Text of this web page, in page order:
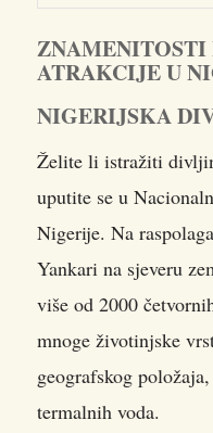
ATRAKCIJE U
NIGERIJSKA
Želite li istražiti
uputite se u
Nigerije. Na
Yankari na sjeveru
više od 2000
mnoge životinjske
geografskog
termalnih voda.